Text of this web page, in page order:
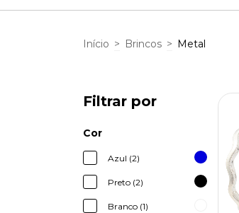
Início > Brincos > Metal
Filtrar por
Cor
Azul (2)
Preto (2)
Branco (1)